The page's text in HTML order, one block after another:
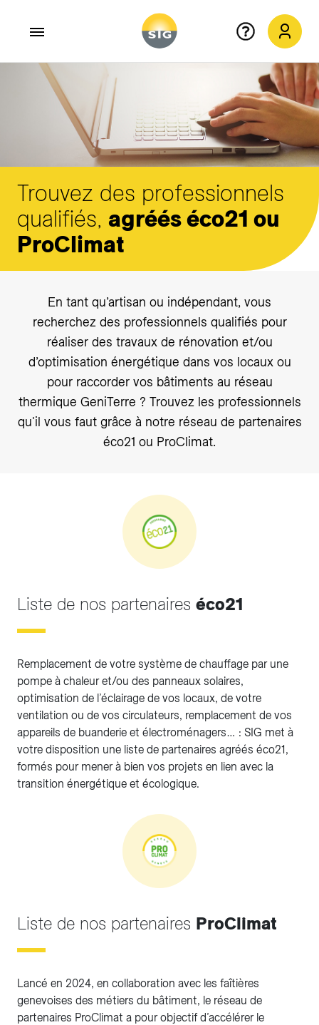
Aller au contenu principal
Trouvez des professionnels
qualifiés, agréés éco21 ou
ProClimat
En tant qu’artisan ou indépendant, vous
recherchez des professionnels qualifiés pour
réaliser des travaux de rénovation et/ou
d’optimisation énergétique dans vos locaux ou
pour raccorder vos bâtiments au réseau
thermique GeniTerre ? Trouvez les professionnels
qu'il vous faut grâce à notre réseau de partenaires
éco21 ou ProClimat.
Liste de nos partenaires éco21
Remplacement de votre système de chauffage par une
pompe à chaleur et/ou des panneaux solaires,
optimisation de l’éclairage de vos locaux, de votre
ventilation ou de vos circulateurs, remplacement de vos
appareils de buanderie et électroménagers… : SIG met à
votre disposition une liste de partenaires agréés éco21,
formés pour mener à bien vos projets en lien avec la
transition énergétique et écologique.
Liste de nos partenaires ProClimat
Lancé en 2024, en collaboration avec les faîtières
genevoises des métiers du bâtiment, le réseau de
partenaires ProClimat a pour objectif d’accélérer le